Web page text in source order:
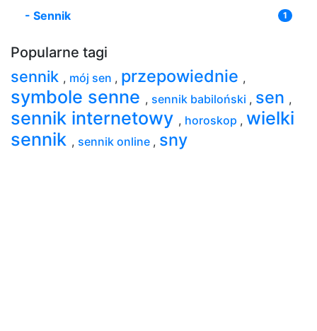
- Sennik 1
Popularne tagi
sennik , mój sen , przepowiednie ,
symbole senne , sennik babiloński , sen ,
sennik internetowy , horoskop , wielki
sennik , sennik online , sny